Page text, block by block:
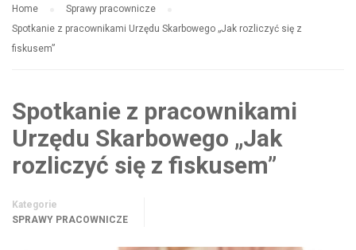
Home
Sprawy pracownicze
Spotkanie z pracownikami Urzędu Skarbowego „Jak rozliczyć się z
fiskusem”
Spotkanie z pracownikami
Urzędu Skarbowego „Jak
rozliczyć się z fiskusem”
Kategorie
SPRAWY PRACOWNICZE